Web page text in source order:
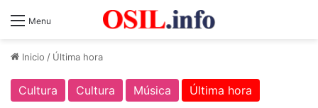
Menu
Inicio / Última hora
Cultura Cultura Música Última hora